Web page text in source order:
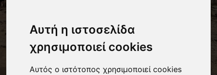
Αυτή η ιστοσελίδα
χρησιμοποιεί cookies
Αυτός ο ιστότοπος χρησιμοποιεί cookies